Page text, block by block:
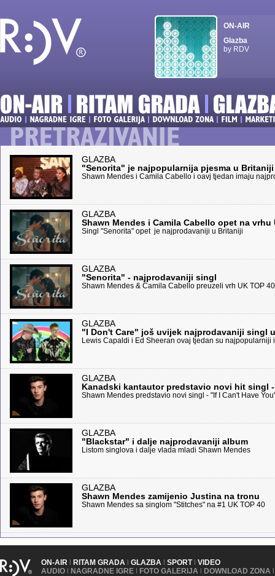
ON-AIR
Glazba
by RDV
GLAZBA
"Senorita" je najpopularnija pjesma u Britaniji
Shawn Mendes i Camila Cabello i oavj tjedan imaju
GLAZBA
Shawn Mendes i Camila Cabello opet na vrhu
Singl "Senorita" opet je najprodavaniji u Britaniji
GLAZBA
"Senorita" - najprodavaniji singl
Shawn Mendes & Camila Cabello preuzeli vrh UK TOP 40
GLAZBA
"I Don't Care" još uvijek najprodavaniji singl
Lewis Capaldi i Ed Sheeran ovaj tjedan su najpopularniji
GLAZBA
Kanadski kantautor predstavio novi hit singl
Shawn Mendes predstavio novi singl - "If I Can't Have
GLAZBA
"Blackstar" i dalje najprodavaniji album
Listom singlova i dalje vlada mladi Shawn Mendes
GLAZBA
Shawn Mendes zamijenio Justina na tronu
Shawn Mendes sa singlom "Stitches" na #1 UK TOP 40
ON-AIR | RITAM GRADA | GLAZBA | SPORT | VIDEO
AUDIO | NAGRADNE IGRE | FOTO GALERIJA | DOWNLOAD ZONA |